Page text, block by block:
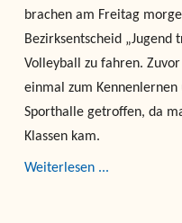
brachen am Freitag
Bezirksentscheid
Volleyball zu fahren.
einmal zum
Sporthalle getroffen, da
Klassen kam.
Weiterlesen ...